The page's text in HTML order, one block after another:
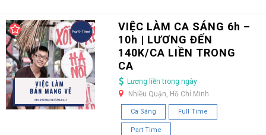
VIỆC LÀM CA SÁNG 6h –
10h | LƯƠNG ĐẾN
140K/CA LIỀN TRONG
CA
Lương liền trong ngày
Nhiều Quận, Hồ Chí Minh
Ca Sáng Full Time
Part Time